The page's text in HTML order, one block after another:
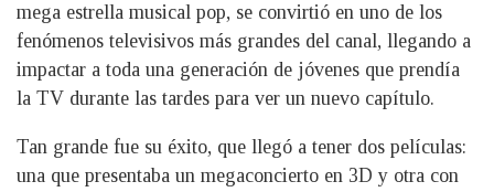
mega estrella musical pop, se convirtió en uno de los
fenómenos televisivos más grandes del canal, llegando a
impactar a toda una generación de jóvenes que prendía
la TV durante las tardes para ver un nuevo capítulo.
Tan grande fue su éxito, que llegó a tener dos películas:
una que presentaba un megaconcierto en 3D y otra con